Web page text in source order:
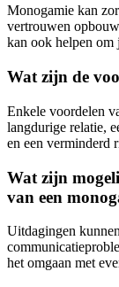
Monogamie kan
vertrouwen
kan ook helpen om
Wat zijn de
Enkele voordelen
langdurige relatie,
en een verminderd
Wat zijn
van een
Uitdagingen
het omgaan met